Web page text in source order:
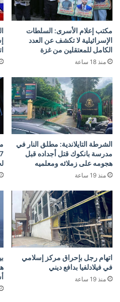
مكتب إعلام الأسرى: السلطات
الإسرائيلية لا تكشف عن العدد
الكامل للمعتقلين من غزة
منذ 18 ساعة
الشرطة التايلاندية: مطلق النار في
مدرسة بانكوك قتل أجداده قبل
هجومه على زملائه ومعلميه
منذ 19 ساعة
اتهام رجل بإحراق مركز إسلامي
في فيلادلفيا بدافع ديني
منذ 19 ساعة